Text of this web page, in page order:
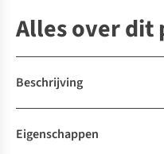
Alles over dit
Beschrijving
Eigenschappen